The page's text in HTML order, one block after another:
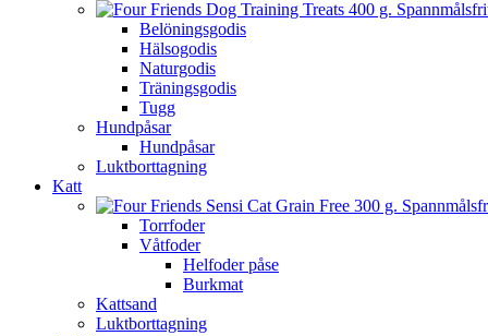
Belöningsgodis
Hälsogodis
Naturgodis
Träningsgodis
Tugg
Hundpåsar
Hundpåsar
Luktborttagning
Katt
Torrfoder
Våtfoder
Helfoder påse
Burkmat
Kattsand
Luktborttagning